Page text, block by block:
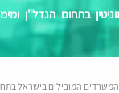
בתחום הנדל"ן
המובילים בישראל